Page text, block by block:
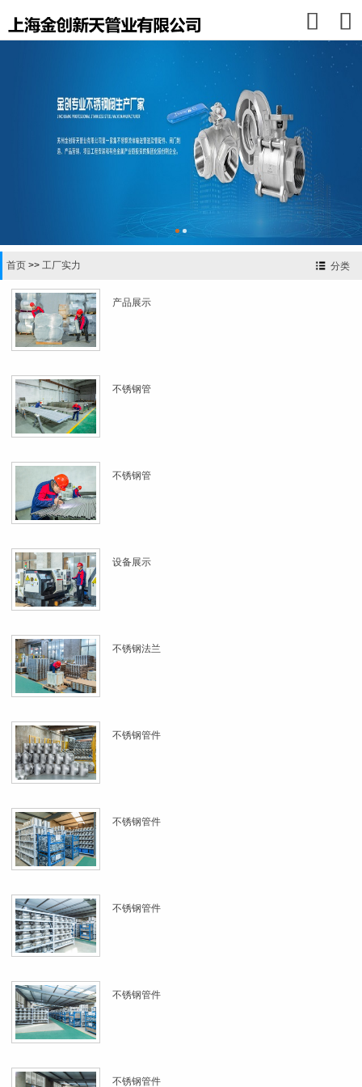


分类
首页 >> 工厂实力
产品展示
不锈钢管
不锈钢管
设备展示
不锈钢法兰
不锈钢管件
不锈钢管件
不锈钢管件
不锈钢管件
不锈钢管件